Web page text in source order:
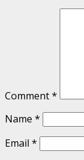
Comment*
Name *
Email *